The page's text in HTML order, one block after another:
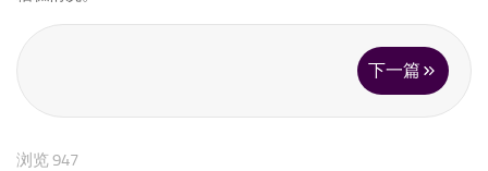
下一篇
浏览 947